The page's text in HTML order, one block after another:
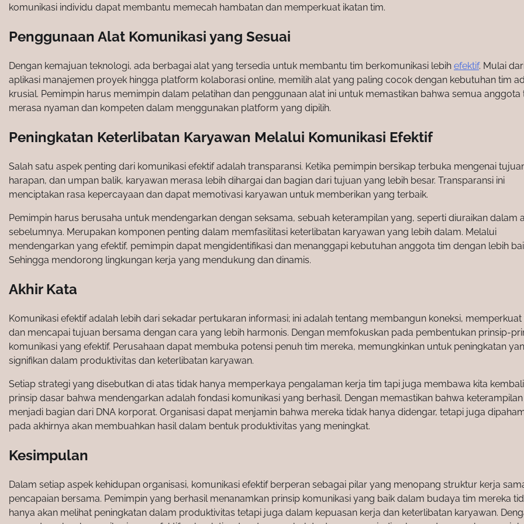
komunikasi individu dapat membantu memecah hambatan dan memperkuat ikatan tim.
Penggunaan Alat Komunikasi yang Sesuai
Dengan kemajuan teknologi, ada berbagai alat yang tersedia untuk membantu tim berkomunikasi lebih efektif. Mulai
aplikasi manajemen proyek hingga platform kolaborasi online, memilih alat yang paling cocok dengan kebutuhan tim
krusial. Pemimpin harus memimpin dalam pelatihan dan penggunaan alat ini untuk memastikan bahwa semua anggota
merasa nyaman dan kompeten dalam menggunakan platform yang dipilih.
Peningkatan Keterlibatan Karyawan Melalui Komunikasi Efektif
Salah satu aspek penting dari komunikasi efektif adalah transparansi. Ketika pemimpin bersikap terbuka mengenai
harapan, dan umpan balik, karyawan merasa lebih dihargai dan bagian dari tujuan yang lebih besar. Transparansi ini
menciptakan rasa kepercayaan dan dapat memotivasi karyawan untuk memberikan yang terbaik.
Pemimpin harus berusaha untuk mendengarkan dengan seksama, sebuah keterampilan yang, seperti diuraikan dalam
sebelumnya. Merupakan komponen penting dalam memfasilitasi keterlibatan karyawan yang lebih dalam. Melalui
mendengarkan yang efektif, pemimpin dapat mengidentifikasi dan menanggapi kebutuhan anggota tim dengan lebih
Sehingga mendorong lingkungan kerja yang mendukung dan dinamis.
Akhir Kata
Komunikasi efektif adalah lebih dari sekadar pertukaran informasi; ini adalah tentang membangun koneksi, memperkuat
dan mencapai tujuan bersama dengan cara yang lebih harmonis. Dengan memfokuskan pada pembentukan prinsip-
komunikasi yang efektif. Perusahaan dapat membuka potensi penuh tim mereka, memungkinkan untuk peningkatan
signifikan dalam produktivitas dan keterlibatan karyawan.
Setiap strategi yang disebutkan di atas tidak hanya memperkaya pengalaman kerja tim tapi juga membawa kita
prinsip dasar bahwa mendengarkan adalah fondasi komunikasi yang berhasil. Dengan memastikan bahwa keterampilan
menjadi bagian dari DNA korporat. Organisasi dapat menjamin bahwa mereka tidak hanya didengar, tetapi juga
pada akhirnya akan membuahkan hasil dalam bentuk produktivitas yang meningkat.
Kesimpulan
Dalam setiap aspek kehidupan organisasi, komunikasi efektif berperan sebagai pilar yang menopang struktur kerja
pencapaian bersama. Pemimpin yang berhasil menanamkan prinsip komunikasi yang baik dalam budaya tim mereka
hanya akan melihat peningkatan dalam produktivitas tetapi juga dalam kepuasan kerja dan keterlibatan karyawan.